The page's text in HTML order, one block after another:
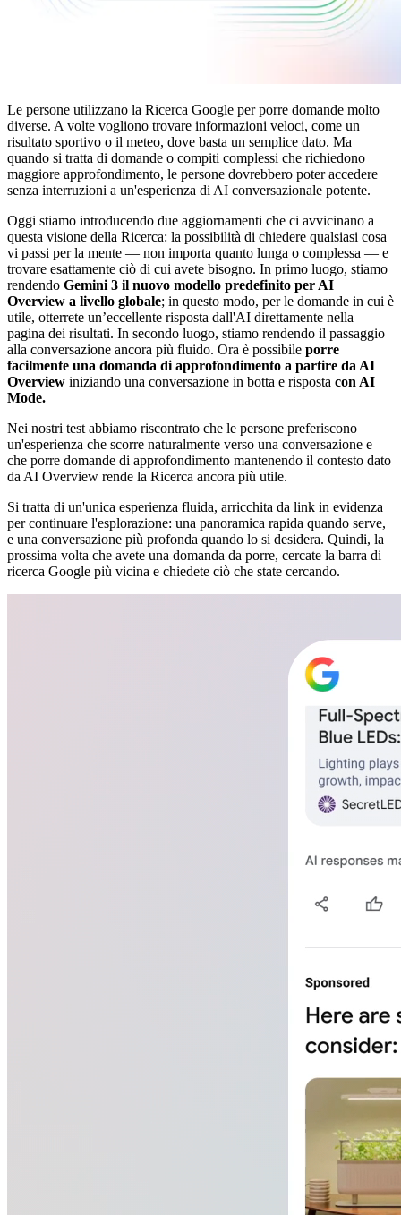
Le persone utilizzano la Ricerca Google per porre domande molto
diverse. A volte vogliono trovare informazioni veloci, come un
risultato sportivo o il meteo, dove basta un semplice dato. Ma
quando si tratta di domande o compiti complessi che richiedono
maggiore approfondimento, le persone dovrebbero poter accedere
senza interruzioni a un'esperienza di AI conversazionale potente.
Oggi stiamo introducendo due aggiornamenti che ci avvicinano a
questa visione della Ricerca: la possibilità di chiedere qualsiasi cosa
vi passi per la mente — non importa quanto lunga o complessa — e
trovare esattamente ciò di cui avete bisogno. In primo luogo, stiamo
rendendo Gemini 3 il nuovo modello predefinito per AI
Overview a livello globale; in questo modo, per le domande in cui è
utile, otterrete un’eccellente risposta dall'AI direttamente nella
pagina dei risultati. In secondo luogo, stiamo rendendo il passaggio
alla conversazione ancora più fluido. Ora è possibile porre
facilmente una domanda di approfondimento a partire da AI
Overview iniziando una conversazione in botta e risposta con AI
Mode.
Nei nostri test abbiamo riscontrato che le persone preferiscono
un'esperienza che scorre naturalmente verso una conversazione e
che porre domande di approfondimento mantenendo il contesto dato
da AI Overview rende la Ricerca ancora più utile.
Si tratta di un'unica esperienza fluida, arricchita da link in evidenza
per continuare l'esplorazione: una panoramica rapida quando serve,
e una conversazione più profonda quando lo si desidera. Quindi, la
prossima volta che avete una domanda da porre, cercate la barra di
ricerca Google più vicina e chiedete ciò che state cercando.